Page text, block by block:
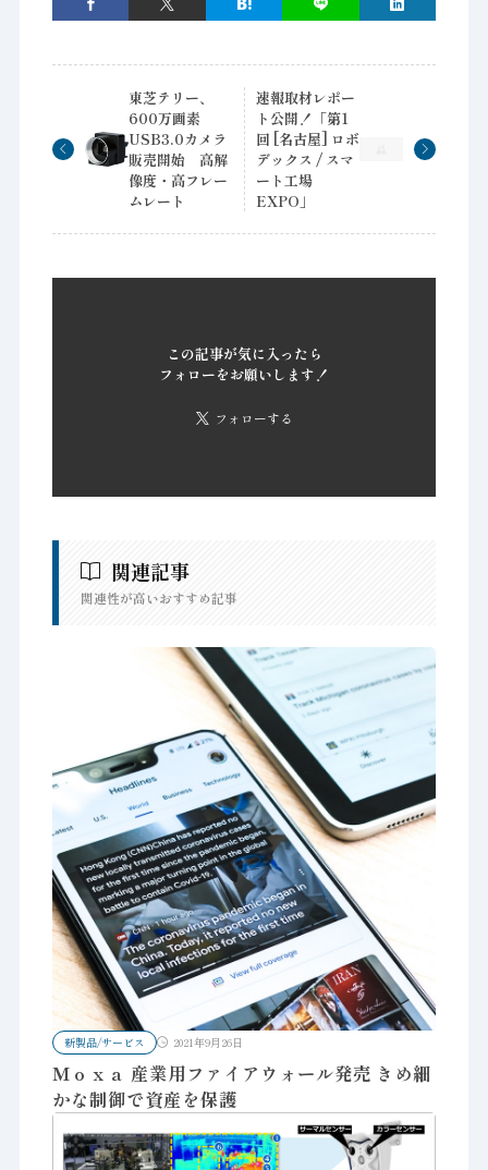
東芝テリー、
600万画素
USB3.0カメラ
販売開始 高解
像度・高フレー
ムレート
速報取材レポー
ト公開！「第1
回 [名古屋] ロボ
デックス / スマ
ート工場
EXPO」
この記事が気に入ったら
フォローをお願いします！
フォローする
関連記事
関連性が高いおすすめ記事
新製品/サービス 2021年9月26日
Ｍｏｘａ 産業用ファイアウォール発売 きめ細
かな制御で資産を保護